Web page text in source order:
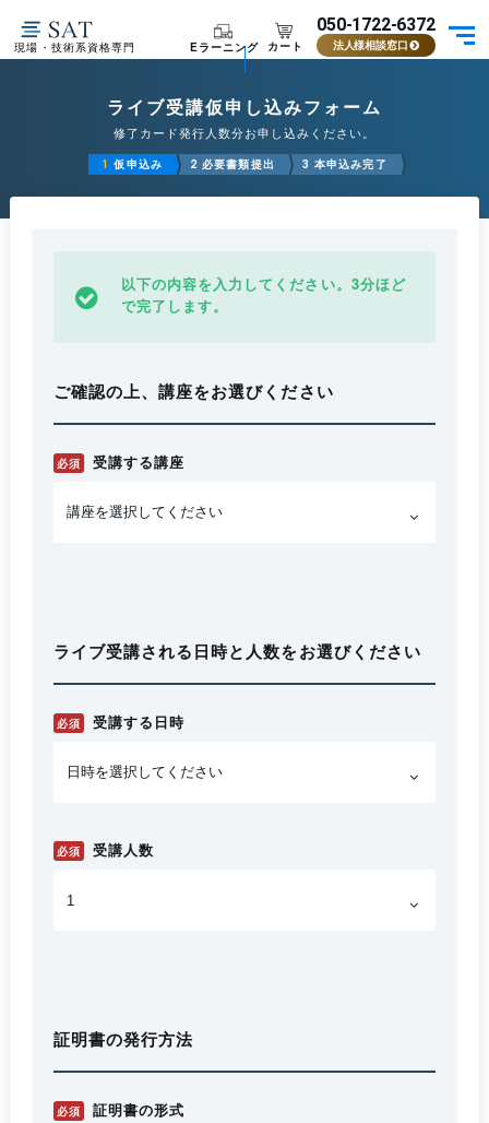
現場・技術系資格専門 Eラーニング カート
050-1722-6372
法人様相談窓口
ライブ受講仮申し込みフォーム
修了カード発行人数分お申し込みください。
1 仮申込み 2 必要書類提出 3 本申込み完了
以下の内容を入力してください。3分ほど
で完了します。
ご確認の上、講座をお選びください
必須 受講する講座
ライブ受講される日時と人数をお選びください
必須 受講する日時
必須 受講人数
証明書の発行方法
必須 証明書の形式